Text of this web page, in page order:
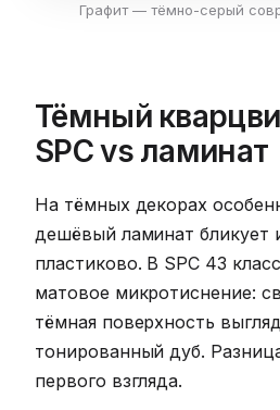
Графит — тёмно-серый
Тёмный
SPC vs ламинат
На тёмных декорах
дешёвый ламинат бликует
пластиково. В SPC 43
матовое микротиснение:
тёмная поверхность
тонированный дуб.
первого взгляда.